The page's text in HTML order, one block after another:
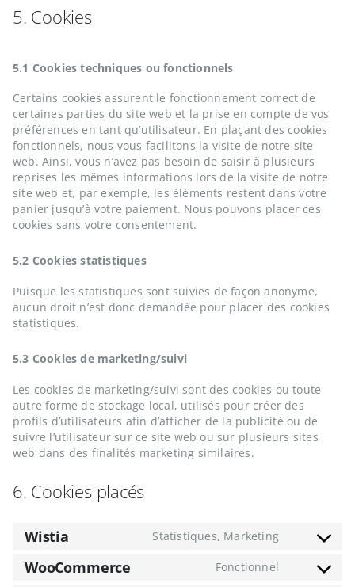
5. Cookies
5.1 Cookies techniques ou fonctionnels
Certains cookies assurent le fonctionnement correct de
certaines parties du site web et la prise en compte de vos
préférences en tant qu’utilisateur. En plaçant des cookies
fonctionnels, nous vous facilitons la visite de notre site
web. Ainsi, vous n’avez pas besoin de saisir à plusieurs
reprises les mêmes informations lors de la visite de notre
site web et, par exemple, les éléments restent dans votre
panier jusqu’à votre paiement. Nous pouvons placer ces
cookies sans votre consentement.
5.2 Cookies statistiques
Puisque les statistiques sont suivies de façon anonyme,
aucun droit n’est donc demandée pour placer des cookies
statistiques.
5.3 Cookies de marketing/suivi
Les cookies de marketing/suivi sont des cookies ou toute
autre forme de stockage local, utilisés pour créer des
profils d’utilisateurs afin d’afficher de la publicité ou de
suivre l’utilisateur sur ce site web ou sur plusieurs sites
web dans des finalités marketing similaires.
6. Cookies placés
Wistia Statistiques, Marketing
Consent
service
WooCommerce Fonctionnel
Consent